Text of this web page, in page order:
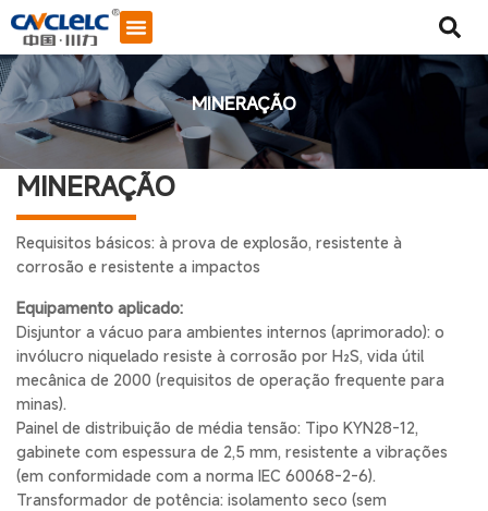
MINERAÇÃO
MINERAÇÃO
Requisitos básicos: à prova de explosão, resistente à
corrosão e resistente a impactos
Equipamento aplicado:
Disjuntor a vácuo para ambientes internos (aprimorado): o
invólucro niquelado resiste à corrosão por H₂S, vida útil
mecânica de 2000 (requisitos de operação frequente para
minas).
Painel de distribuição de média tensão: Tipo KYN28-12,
gabinete com espessura de 2,5 mm, resistente a vibrações
(em conformidade com a norma IEC 60068-2-6).
Transformador de potência: isolamento seco (sem
Iniciar bate-papo